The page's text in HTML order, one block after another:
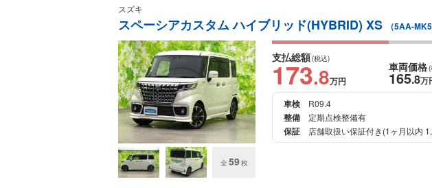
スズキ
スペーシアカスタム ハイブリッド(HYBRID) XS （5AA-
全 59枚
支払総額(税込)
173.8万円
車両価格
165.8万
車検
R09.4
整備 定期点検整備有
保証 店舗取扱い保証付き(1ヶ月以内